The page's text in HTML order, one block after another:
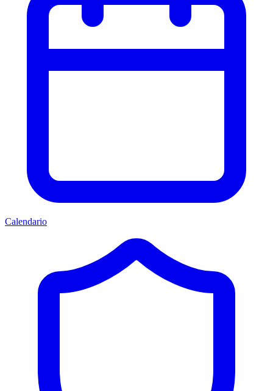
Calendario